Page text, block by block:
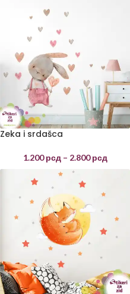
Zeka i srdašca
1.200рсд – 2.800рсд